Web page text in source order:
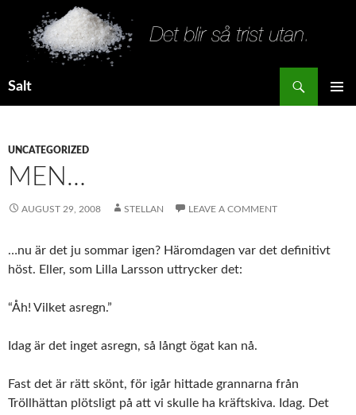
Salt
UNCATEGORIZED
MEN…
AUGUST 29, 2008 STELLAN LEAVE A COMMENT
…nu är det ju sommar igen? Häromdagen var det definitivt
höst. Eller, som Lilla Larsson uttrycker det:
“Åh! Vilket asregn.”
Idag är det inget asregn, så långt ögat kan nå.
Fast det är rätt skönt, för igår hittade grannarna från
Tröllhättan plötsligt på att vi skulle ha kräftskiva. Idag. Det